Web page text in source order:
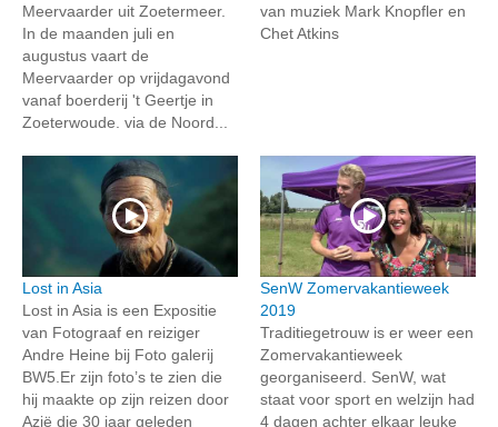
Meervaarder uit Zoetermeer.
In de maanden juli en
augustus vaart de
Meervaarder op vrijdagavond
vanaf boerderij 't Geertje in
Zoeterwoude. via de Noord...
van muziek Mark Knopfler en
Chet Atkins
Lost in Asia
Lost in Asia is een Expositie
van Fotograaf en reiziger
Andre Heine bij Foto galerij
BW5.Er zijn foto’s te zien die
hij maakte op zijn reizen door
Azië die 30 jaar geleden
SenW Zomervakantieweek
2019
Traditiegetrouw is er weer een
Zomervakantieweek
georganiseerd. SenW, wat
staat voor sport en welzijn had
4 dagen achter elkaar leuke